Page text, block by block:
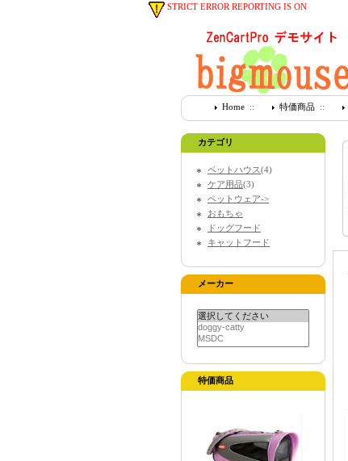
STRICT ERROR REPORTING IS ON
Home :: 特価商品 ::
カテゴリ
ペットハウス(4)
ケア用品(3)
ペットウェア->
おもちゃ
ドッグフード
キャットフード
メーカー
特価商品